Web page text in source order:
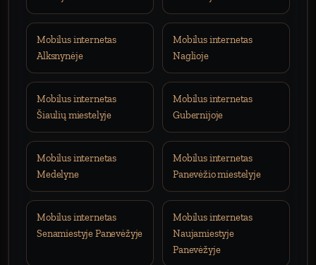
Mobilus internetas
Alksnynėje
Mobilus internetas
Naglioje
Mobilus internetas
Šiaulių miestelyje
Mobilus internetas
Gubernijoje
Mobilus internetas
Medelyne
Mobilus internetas
Panevėžio miestelyje
Mobilus internetas
Senamiestyje Panevėžyje
Mobilus internetas
Naujamiestyje
Panevėžyje